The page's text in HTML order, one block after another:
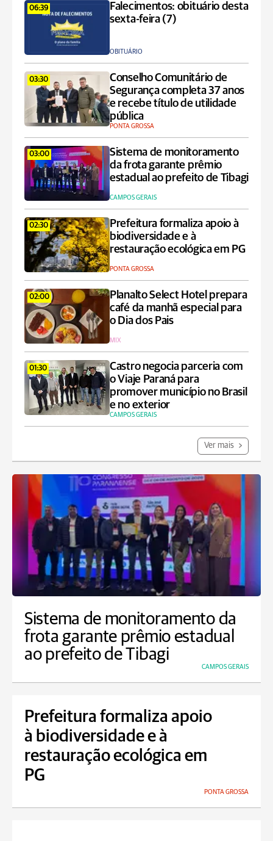
06:39
Falecimentos: obituário desta
sexta-feira (7)
OBITUÁRIO
03:30
Conselho Comunitário de
Segurança completa 37 anos
e recebe título de utilidade
pública
PONTA GROSSA
03:00
Sistema de monitoramento
da frota garante prêmio
estadual ao prefeito de Tibagi
CAMPOS GERAIS
02:30
Prefeitura formaliza apoio à
biodiversidade e à
restauração ecológica em PG
PONTA GROSSA
02:00
Planalto Select Hotel prepara
café da manhã especial para
o Dia dos Pais
MIX
01:30
Castro negocia parceria com
o Viaje Paraná para
promover município no Brasil
e no exterior
CAMPOS GERAIS
Ver mais
Sistema de monitoramento da
frota garante prêmio estadual
ao prefeito de Tibagi
CAMPOS GERAIS
Prefeitura formaliza apoio
à biodiversidade e à
restauração ecológica em
PG
PONTA GROSSA